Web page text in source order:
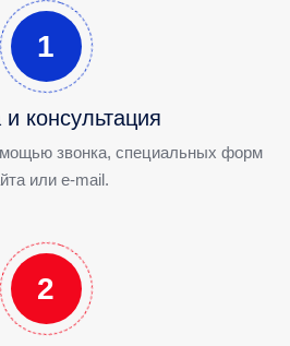
1
консультация
звонка, специальных форм
или e-mail.
2